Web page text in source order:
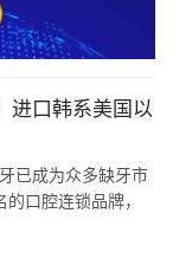
进口韩系美国以
已成为众多缺牙市
口腔连锁品牌，